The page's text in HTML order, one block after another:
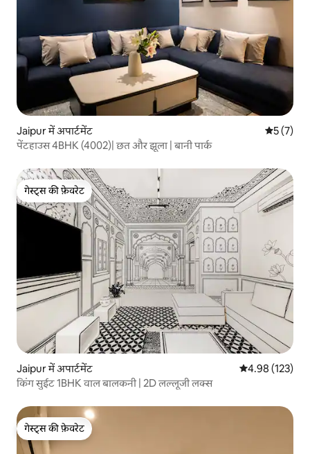
Jaipur में अपार्टमेंट औसत रेटिंग
5 (7)
पेंटहाउस 4BHK (4002)| छत और झूला | बानी पार्क
गेस्ट्स की फ़ेवरेट
गेस्ट्स की फ़ेवरेट
Jaipur में अपार्टमेंट औसत रेटिंग 5 में से
4.98 (123)
किंग सुईट 1BHK वाल बालकनी | 2D लल्लूजी लक्स
गेस्ट्स की फ़ेवरेट
गेस्ट्स की फ़ेवरेट